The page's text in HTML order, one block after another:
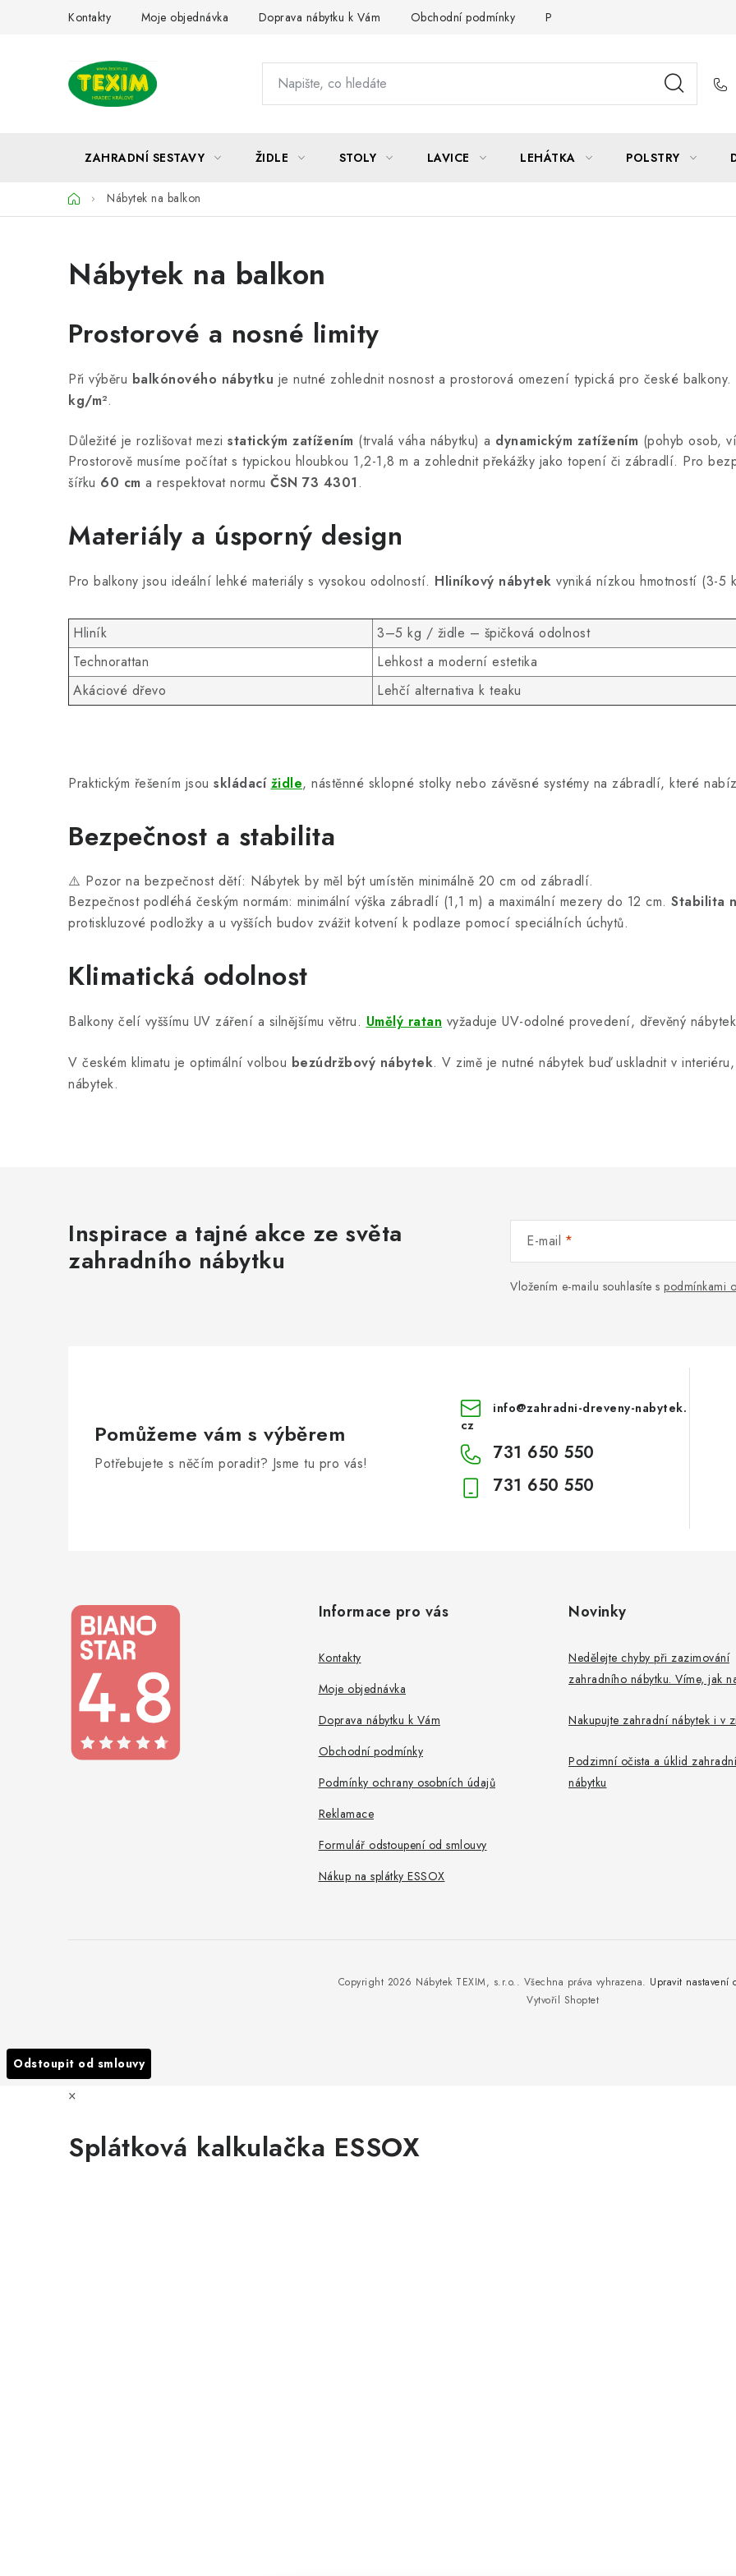
Kontakty Moje objednávka Doprava nábytku k Vám Obchodní podmínky Podmínky ochrany osobních údajů
ZAHRADNÍ SESTAVY ŽIDLE STOLY LAVICE LEHÁTKA POLSTRY
DomůNábytek na balkon
Nábytek na balkon
Prostorové a nosné limity
Při výběru balkónového nábytku je nutné zohlednit nosnost a prostorová omezení typická pro české
kg/m².
Důležité je rozlišovat mezi statickým zatížením (trvalá váha nábytku) a dynamickým zatížením (pohyb osob,
Prostorově musíme počítat s typickou hloubkou 1,2-1,8 m a zohlednit překážky jako topení či zábradlí. Pro
šířku 60 cm a respektovat normu ČSN 73 4301 .
Materiály a úsporný design
Pro balkony jsou ideální lehké materiály s vysokou odolností. Hliníkový nábytek vyniká nízkou hmotností (3-
Hliník
3–5 kg / židle – špičková odolnost
Technorattan
Lehkost a moderní estetika
Akáciové dřevo
Lehčí alternativa k teaku
Praktickým řešením jsou skládací židle, nástěnné sklopné stolky nebo závěsné systémy na zábradlí, které
Bezpečnost a stabilita
⚠️ Pozor na bezpečnost dětí: Nábytek by měl být umístěn minimálně 20 cm od zábradlí.
Bezpečnost podléhá českým normám: minimální výška zábradlí (1,1 m) a maximální mezery do 12 cm. Stabilita
protiskluzové podložky a u vyšších budov zvážit kotvení k podlaze pomocí speciálních úchytů.
Klimatická odolnost
Balkony čelí vyššímu UV záření a silnějšímu větru. Umělý ratan vyžaduje UV-odolné provedení, dřevěný
V českém klimatu je optimální volbou bezúdržbový nábytek. V zimě je nutné nábytek buď uskladnit v
nábytek.
Inspirace a tajné akce ze světa
zahradního nábytku
E-mail
Vložením e-mailu souhlasíte s podmínkami
Pomůžeme vám s výběrem
Potřebujete s něčím poradit? Jsme tu pro vás!
info@zahradni-dreveny-nabytek.
cz
731 650 550
731 650 550
Informace pro vás
Kontakty
Moje objednávka
Doprava nábytku k Vám
Obchodní podmínky
Podmínky ochrany osobních údajů
Reklamace
Formulář odstoupení od smlouvy
Nákup na splátky ESSOX
Novinky
Nedělejte chyby při zazimování
zahradního nábytku. Víme, jak
Nakupujte zahradní nábytek i v
Podzimní očista a úklid
nábytku
Vytvořil Shoptet
Copyright 2026 Nábytek TEXIM, s.r.o.. Všechna práva vyhrazena. Upravit nastavení
Odstoupit od smlouvy
×
Splátková kalkulačka ESSOX